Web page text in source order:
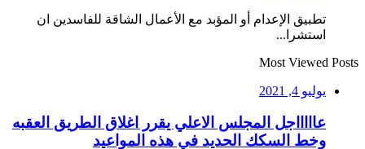
تطبيق الإعدام أو المؤبد مع الأعمال الشاقة للفاسدين ان
استشرا...
Most Viewed Posts
يوليو 4, 2021
عاااااجل المجلس الاعلي يقرر اغلاق الطريق العقبه
وخط السكك الحديد في هذه المواعيد